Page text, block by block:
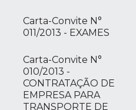
Carta-Convite N°
011/2013 - EXAMES
Carta-Convite N°
010/2013 -
CONTRATAÇÃO DE
EMPRESA PARA
TRANSPORTE DE